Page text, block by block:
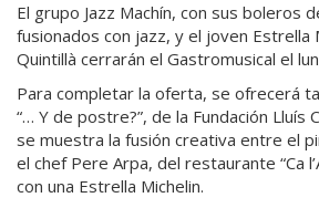
El grupo Jazz Machín, con sus boleros
fusionados con jazz, y el joven Estrella
Quintillà cerrarán el Gastromusical el
Para completar la oferta, se ofrecerá
“… Y de postre?”, de la Fundación Lluís
se muestra la fusión creativa entre el
el chef Pere Arpa, del restaurante “Ca
con una Estrella Michelin.